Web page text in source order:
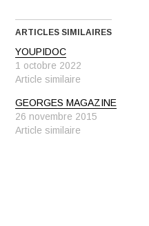
ARTICLES SIMILAIRES
YOUPIDOC
1 octobre 2022
Article similaire
GEORGES MAGAZINE
26 novembre 2015
Article similaire